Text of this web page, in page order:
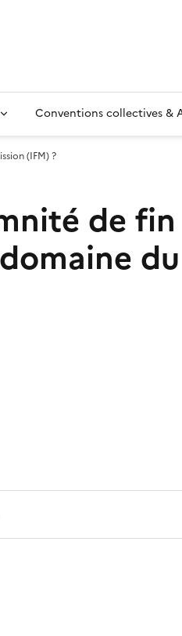
Conventions collectives &
(IFM) ?
de fin